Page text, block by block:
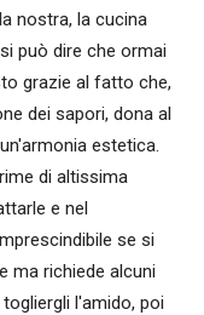
nostra, la cucina
può dire che ormai
grazie al fatto che,
dei sapori, dona al
estetica.
di altissima
e nel
se si
ma richiede alcuni
l'amido, poi